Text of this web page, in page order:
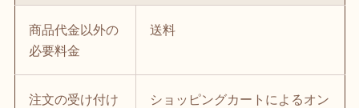
商品代金以外の
必要料金
送料
注文の受け付け
ショッピングカートによるオン